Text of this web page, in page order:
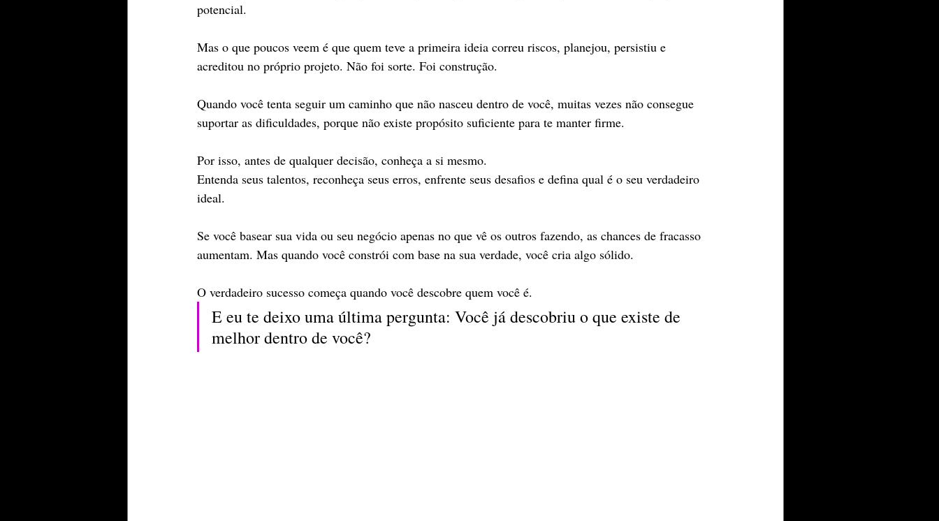
potencial.
Mas o que poucos veem é que quem teve a primeira ideia correu riscos, planejou, persistiu e
acreditou no próprio projeto. Não foi sorte. Foi construção.
Quando você tenta seguir um caminho que não nasceu dentro de você, muitas vezes não consegue
suportar as dificuldades, porque não existe propósito suficiente para te manter firme.
Por isso, antes de qualquer decisão, conheça a si mesmo.
Entenda seus talentos, reconheça seus erros, enfrente seus desafios e defina qual é o seu verdadeiro
ideal.
Se você basear sua vida ou seu negócio apenas no que vê os outros fazendo, as chances de fracasso
aumentam. Mas quando você constrói com base na sua verdade, você cria algo sólido.
O verdadeiro sucesso começa quando você descobre quem você é.
E eu te deixo uma última pergunta: Você já descobriu o que existe de
melhor dentro de você?